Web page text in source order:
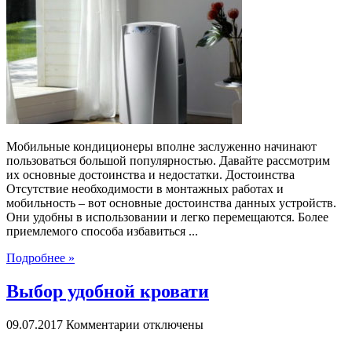
кондиционер
–
достоинства
недостатки
Мобильные кондиционеры вполне заслуженно начинают
пользоваться большой популярностью. Давайте рассмотрим
их основные достоинства и недостатки. Достоинства
Отсутствие необходимости в монтажных работах и
мобильность – вот основные достоинства данных устройств.
Они удобны в использовании и легко перемещаются. Более
приемлемого способа избавиться ...
Подробнее »
Выбор удобной кровати
09.07.2017 Комментарии котключены